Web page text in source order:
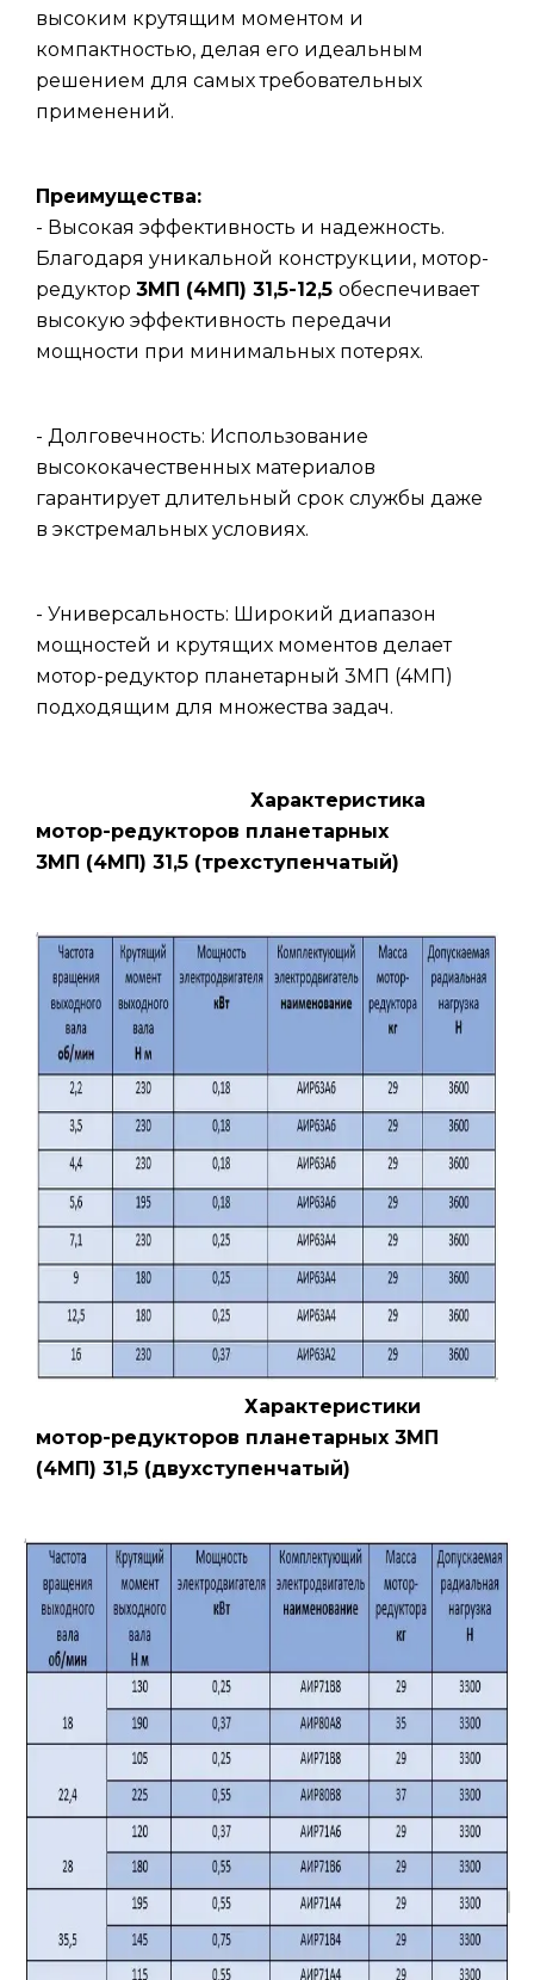
высоким крутящим моментом и
компактностью, делая его идеальным
решением для самых требовательных
применений.
Преимущества:
- Высокая эффективность и надежность.
Благодаря уникальной конструкции, мотор-
редуктор 3МП (4МП) 31,5-12,5 обеспечивает
высокую эффективность передачи
мощности при минимальных потерях.
- Долговечность: Использование
высококачественных материалов
гарантирует длительный срок службы даже
в экстремальных условиях.
- Универсальность: Широкий диапазон
мощностей и крутящих моментов делает
мотор-редуктор планетарный 3МП (4МП)
подходящим для множества задач.
Характеристика
мотор-редукторов планетарных
3МП (4МП) 31,5 (трехступенчатый)
Характеристики
мотор-редукторов планетарных 3МП
(4МП) 31,5 (двухступенчатый)